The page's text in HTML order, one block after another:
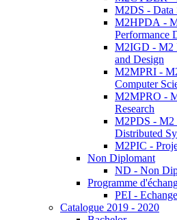
M2DS - Data
M2HPDA -
Performance
M2IGD - M2
and Design
M2MPRI -
Computer
M2MPRO -
Research
M2PDS - M2
Distributed
M2PIC -
Non Diplomant
ND - Non
Programme
PEI -
Catalogue 2019 - 2020